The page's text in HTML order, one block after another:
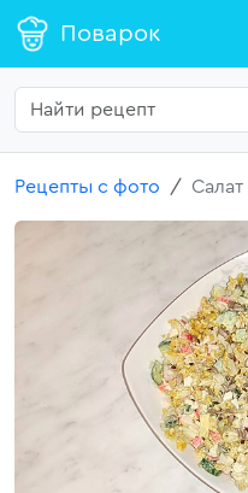
Поварок
Рецепты с фото